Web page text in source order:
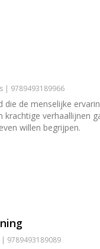
| 9789493189966
de menselijke
verhaallijnen
willen begrijpen.
9789493189089